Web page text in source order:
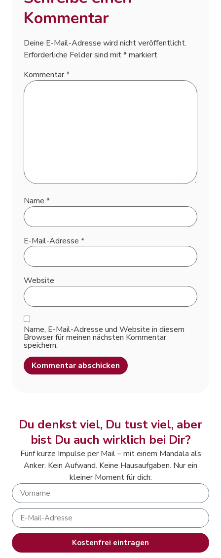
Kommentar
Deine E-Mail-Adresse wird nicht veröffentlicht.
Erforderliche Felder sind mit*markiert
Kommentar*
Name *
E-Mail-Adresse *
Website
Name, E-Mail-Adresse und Website in diesem
Browser für meinen nächsten Kommentar
speichern.
Du denkst viel, Du tust viel, aber
bist Du auch wirklich bei Dir?
Fünf kurze Impulse per Mail – mit einem Mandala als
Anker. Kein Aufwand. Keine Hausaufgaben. Nur ein
kleiner Moment für dich:
Kostenfrei eintragen